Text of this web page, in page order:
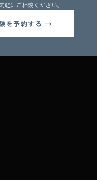
にご相談ください。
を予約する →